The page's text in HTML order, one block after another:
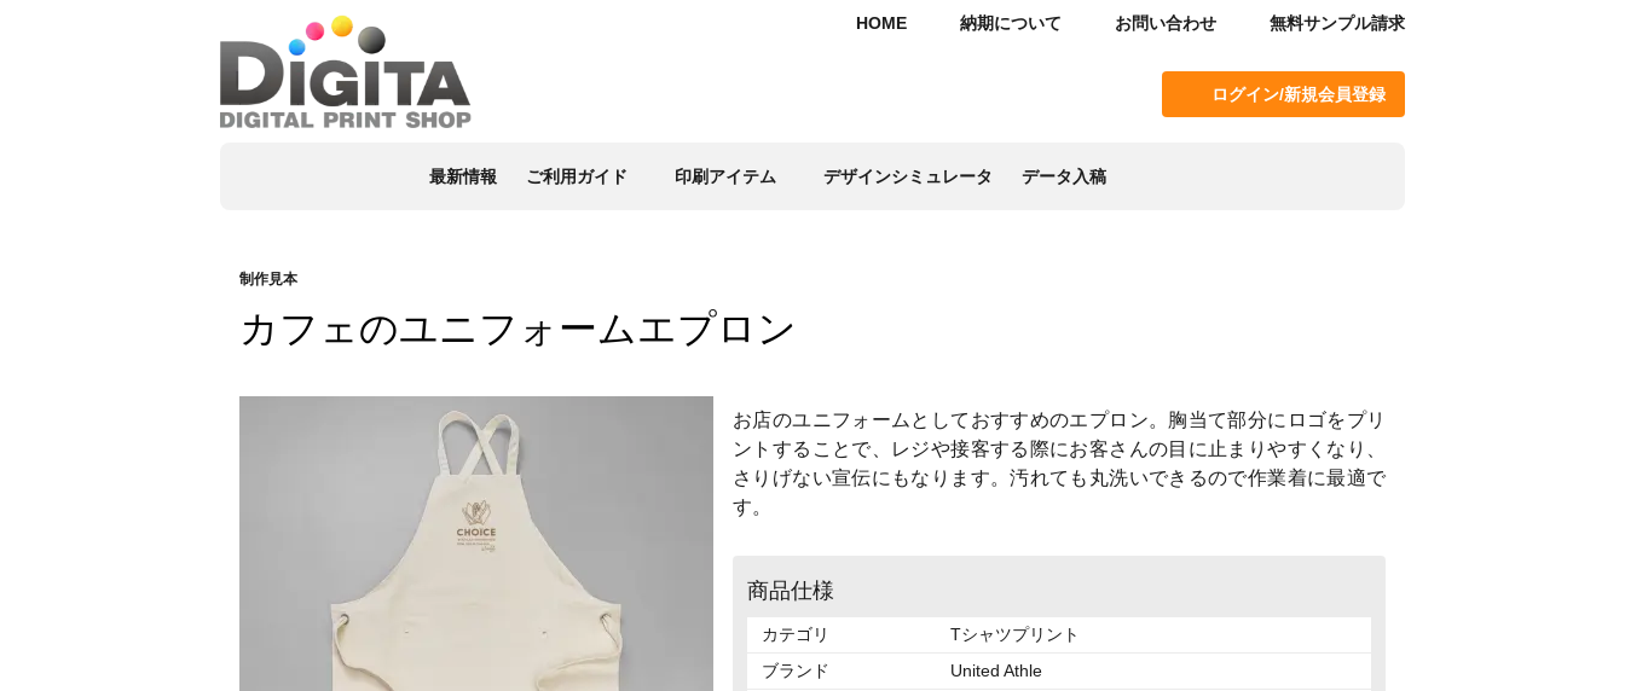
HOME 納期について お問い合わせ 無料サンプル請求
ログイン/新規会員登録
最新情報 ご利用ガイド 印刷アイテム デザインシミュレータ データ入稿
制作見本
カフェのユニフォームエプロン
お店のユニフォームとしておすすめのエプロン。胸当て部分にロゴをプリ
ントすることで、レジや接客する際にお客さんの目に止まりやすくなり、
さりげない宣伝にもなります。汚れても丸洗いできるので作業着に最適で
す。
商品仕様
カテゴリ
Tシャツプリント
ブランド
United Athle